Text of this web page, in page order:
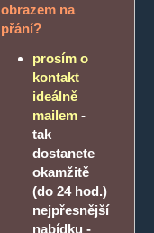
obrazem na
přání?
prosím o
kontakt
ideálně
mailem -
tak
dostanete
okamžitě
(do 24 hod.)
nejpřesnější
nabídku -